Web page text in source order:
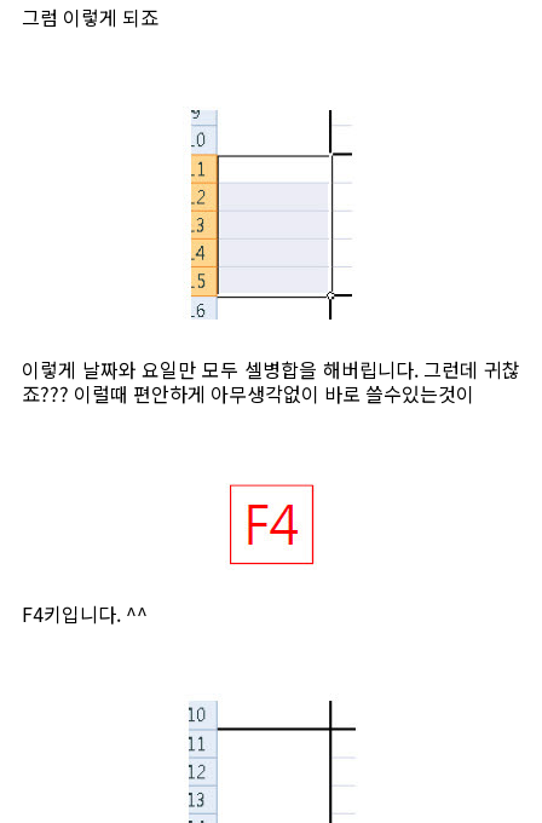
그럼 이렇게 되죠
이렇게 날짜와 요일만 모두 셀병합을 해버립니다. 그런데 귀찮
죠??? 이럴때 편안하게 아무생각없이 바로 쓸수있는것이
F4키입니다. ^^